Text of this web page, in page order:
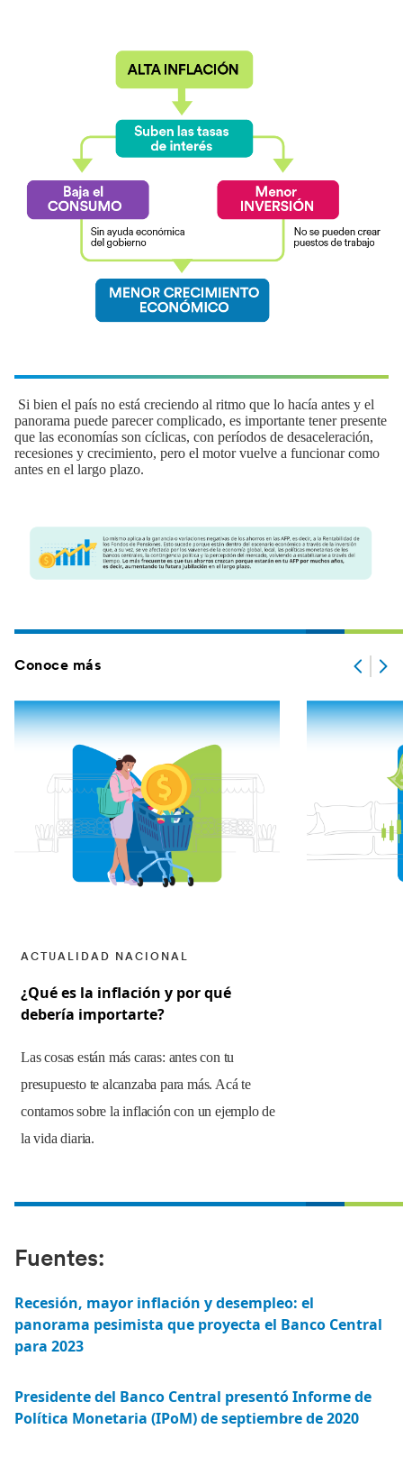
Si bien el país no está creciendo al ritmo que lo hacía antes y el
panorama puede parecer complicado, es importante tener presente
que las economías son cíclicas, con períodos de desaceleración,
recesiones y crecimiento, pero el motor vuelve a funcionar como
antes en el largo plazo.
Conoce más
ACTUALIDAD NACIONAL
¿Qué es la inflación y por qué
debería importarte?
Las cosas están más caras: antes con tu
presupuesto te alcanzaba para más. Acá te
contamos sobre la inflación con un ejemplo de
la vida diaria.
Fuentes:
Recesión, mayor inflación y desempleo: el
panorama pesimista que proyecta el Banco Central
para 2023
Presidente del Banco Central presentó Informe de
Política Monetaria (IPoM) de septiembre de 2020